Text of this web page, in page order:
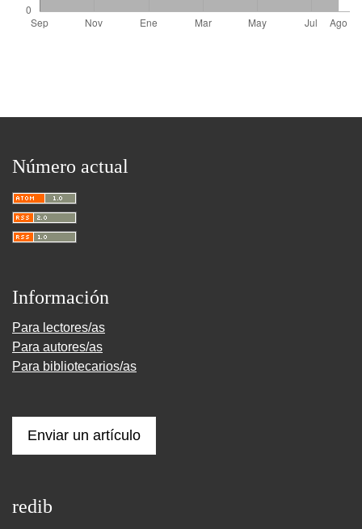
Número actual
Información
Para lectores/as
Para autores/as
Para bibliotecarios/as
Enviar un artículo
redib